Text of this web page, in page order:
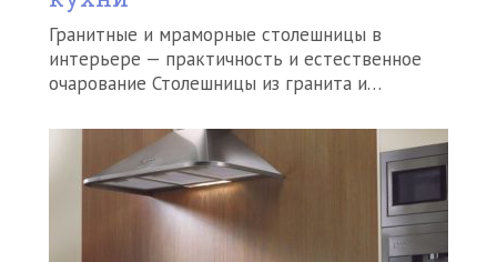
Гранитные и мраморные столешницы в
интерьере — практичность и естественное
очарование Столешницы из гранита и…